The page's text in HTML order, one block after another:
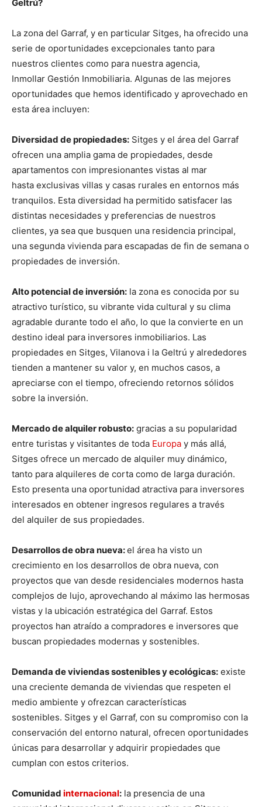
Geltrú?
La zona del Garraf, y en particular Sitges, ha ofrecido una
serie de oportunidades excepcionales tanto para
nuestros clientes como para nuestra agencia,
Inmollar Gestión Inmobiliaria. Algunas de las mejores
oportunidades que hemos identificado y aprovechado en
esta área incluyen:
Diversidad de propiedades: Sitges y el área del Garraf
ofrecen una amplia gama de propiedades, desde
apartamentos con impresionantes vistas al mar
hasta exclusivas villas y casas rurales en entornos más
tranquilos. Esta diversidad ha permitido satisfacer las
distintas necesidades y preferencias de nuestros
clientes, ya sea que busquen una residencia principal,
una segunda vivienda para escapadas de fin de semana o
propiedades de inversión.
Alto potencial de inversión: la zona es conocida por su
atractivo turístico, su vibrante vida cultural y su clima
agradable durante todo el año, lo que la convierte en un
destino ideal para inversores inmobiliarios. Las
propiedades en Sitges, Vilanova i la Geltrú y alrededores
tienden a mantener su valor y, en muchos casos, a
apreciarse con el tiempo, ofreciendo retornos sólidos
sobre la inversión.
Mercado de alquiler robusto: gracias a su popularidad
entre turistas y visitantes de toda Europa y más allá,
Sitges ofrece un mercado de alquiler muy dinámico,
tanto para alquileres de corta como de larga duración.
Esto presenta una oportunidad atractiva para inversores
interesados en obtener ingresos regulares a través
del alquiler de sus propiedades.
Desarrollos de obra nueva:el área ha visto un
crecimiento en los desarrollos de obra nueva, con
proyectos que van desde residenciales modernos hasta
complejos de lujo, aprovechando al máximo las hermosas
vistas y la ubicación estratégica del Garraf. Estos
proyectos han atraído a compradores e inversores que
buscan propiedades modernas y sostenibles.
Demanda de viviendas sostenibles y ecológicas: existe
una creciente demanda de viviendas que respeten el
medio ambiente y ofrezcan características
sostenibles. Sitges y el Garraf, con su compromiso con la
conservación del entorno natural, ofrecen oportunidades
únicas para desarrollar y adquirir propiedades que
cumplan con estos criterios.
Comunidad internacional: la presencia de una